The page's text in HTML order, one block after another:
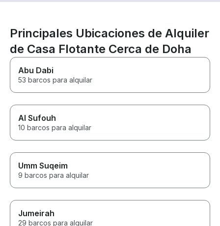
Principales Ubicaciones de Alquiler
de Casa Flotante Cerca de Doha
Abu Dabi
53 barcos para alquilar
Al Sufouh
10 barcos para alquilar
Umm Suqeim
9 barcos para alquilar
Jumeirah
29 barcos para alquilar